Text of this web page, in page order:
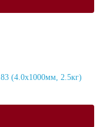
(4.0x1000мм, 2.5кг)